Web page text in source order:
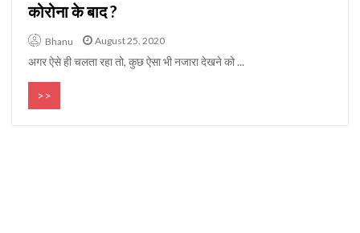
कोरोना के बाद ?
Bhanu August 25, 2020
अगर ऐसे ही चलता रहा तो, कुछ ऐसा भी नजारा देखने को ...
>>